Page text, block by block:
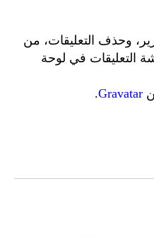
وحذف التعليقات، من
التعليقات في لوحة
Gravatar
.